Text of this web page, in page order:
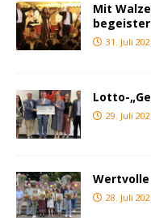
Mit
31. Juli
Lotto-
29. Juli
28. Juli